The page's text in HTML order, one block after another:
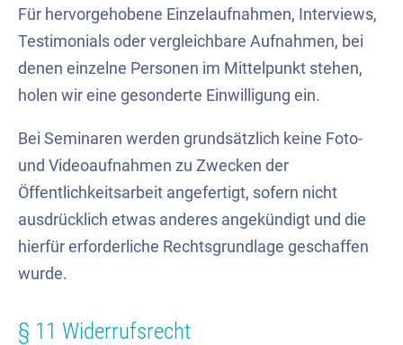
Für hervorgehobene Einzelaufnahmen, Interviews,
Testimonials oder vergleichbare Aufnahmen, bei
denen einzelne Personen im Mittelpunkt stehen,
holen wir eine gesonderte Einwilligung ein.
Bei Seminaren werden grundsätzlich keine Foto-
und Videoaufnahmen zu Zwecken der
Öffentlichkeitsarbeit angefertigt, sofern nicht
ausdrücklich etwas anderes angekündigt und die
hierfür erforderliche Rechtsgrundlage geschaffen
wurde.
§ 11 Widerrufsrecht